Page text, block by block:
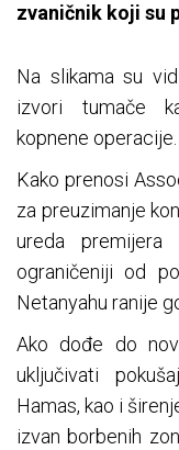
zvaničnik koji su
Na slikama su
izvori tumače
kopnene operacije.
Kako prenosi
za preuzimanje
ureda premijera
ograničeniji od
Netanyahu ranije
Ako dođe do
uključivati
Hamas, kao i
izvan borbenih